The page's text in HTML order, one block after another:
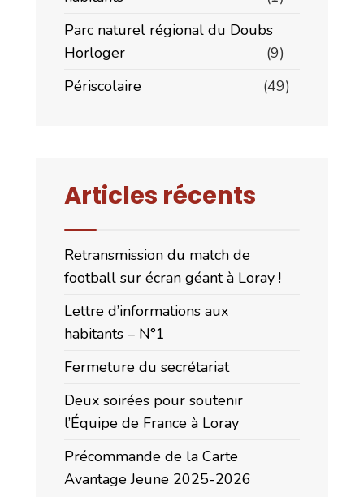
Parc naturel régional du Doubs
Horloger
(9)
Périscolaire
(49)
Articles récents
Retransmission du match de
football sur écran géant à Loray !
Lettre d’informations aux
habitants – N°1
Fermeture du secrétariat
Deux soirées pour soutenir
l’Équipe de France à Loray
Précommande de la Carte
Avantage Jeune 2025-2026